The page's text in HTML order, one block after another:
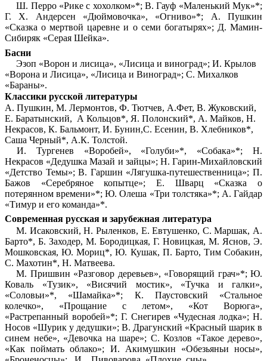
Ш. Перро «Рике с хохолком»*; В. Гауф «Маленький Мук»*;
Г. Х. Андерсен «Дюймовочка», «Огниво»*; А. Пушкин
«Сказка о мертвой царевне и о семи богатырях»; Д. Мамин-
Сибиряк «Серая Шейка».
Басни
Эзоп «Ворон и лисица», «Лисица и виноград»; И. Крылов
«Ворона и Лисица», «Лисица и Виноград»; С. Михалков
«Бараны».
Классики русской литературы
А. Пушкин, М. Лермонтов, Ф. Тютчев, A.Фет, В. Жуковский,
Е. Баратынский, А Кольцов*, Я. Полонский*, А. Майков, Н.
Некрасов, К. Бальмонт, И. Бунин,С. Есенин, В. Хлебников*,
Саша Черный*, А.К. Толстой.
И. Тургенев «Воробей», «Голуби»*, «Собака»*; Н.
Некрасов «Дедушка Мазай и зайцы»; Н. Гарин-Михайловский
«Детство Темы»; В. Гаршин «Лягушка-путешественница»; П.
Бажов «Серебряное копытце»; Е. Шварц «Сказка о
потерянном времени»*; Ю. Олеша «Три толстяка»*; А. Гайдар
«Тимур и его команда»*.
Современная русская и зарубежная литература
М. Исаковский, Н. Рыленков, Е. Евтушенко, С. Маршак, А.
Барто*, Б. Заходер, М. Бородицкая, Г. Новицкая, М. Яснов, Э.
Мошковская, Ю. Мориц*, Ю. Кушак, П. Барто, Тим Собакин,
С. Махотин*, Н. Матвеева.
М. Пришвин «Разговор деревьев», «Говорящий грач»*; Ю.
Коваль «Тузик», «Висячий мостик», «Тучка и галки»,
«Соловьи»*, «Шамайка»*; К. Паустовский «Стальное
колечко», «Прощание с летом», «Кот Ворюга»,
«Растрепанный воробей»*; Г. Снегирев «Чудесная лодка»; Н.
Носов «Шурик у дедушки»; В. Драгунский «Красный шарик в
синем небе», «Девочка на шаре»; С. Козлов «Такое дерево»,
«Как поймать облако»; И. Акимушкин «Обезьяньи носы»,